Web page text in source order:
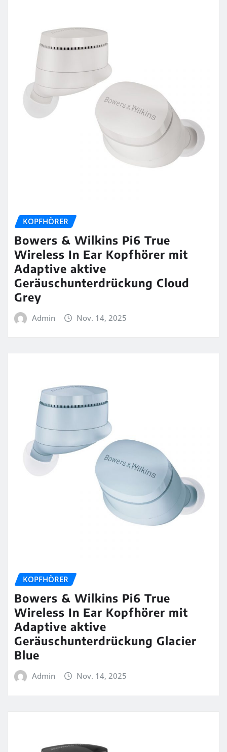
KOPFHÖRER
Bowers & Wilkins Pi6 True
Wireless In Ear Kopfhörer mit
Adaptive aktive
Geräuschunterdrückung Cloud
Grey
Admin Nov. 14, 2025
KOPFHÖRER
Bowers & Wilkins Pi6 True
Wireless In Ear Kopfhörer mit
Adaptive aktive
Geräuschunterdrückung Glacier
Blue
Admin Nov. 14, 2025